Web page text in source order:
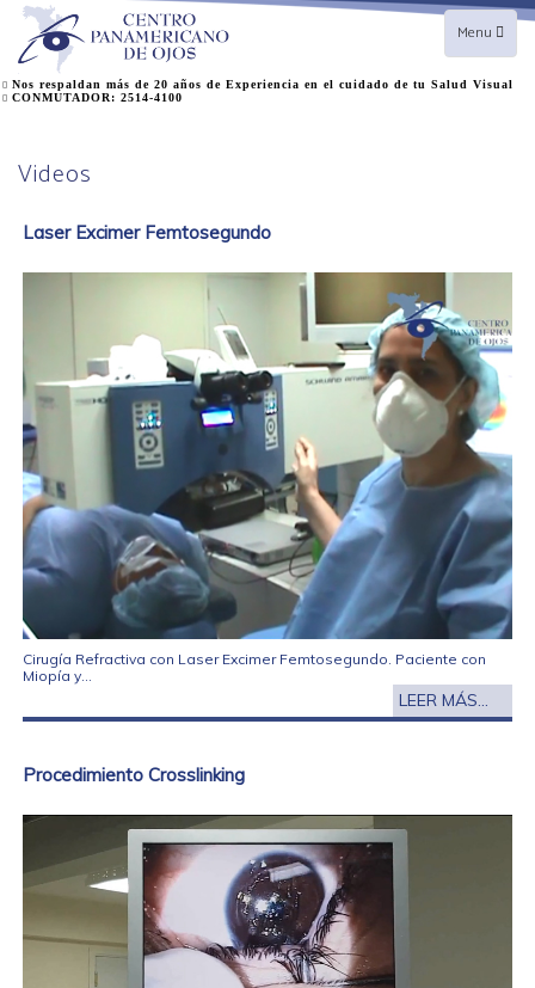
Toggle
navigation
Menu
Nos respaldan más de 20 años de Experiencia en el cuidado de tu Salud Visual
CONMUTADOR: 2514-4100
Videos
Laser Excimer Femtosegundo
Cirugía Refractiva con Laser Excimer Femtosegundo. Paciente con
Miopía y...
LEER MÁS...
Procedimiento Crosslinking